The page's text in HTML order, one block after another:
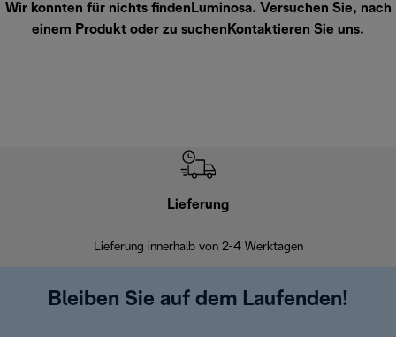
Wir konnten für nichts findenLuminosa. Versuchen Sie, nach
einem Produkt oder zu suchen Kontaktieren Sie uns.
Lieferung
Lieferung innerhalb von 2-4 Werktagen
Bleiben Sie auf dem Laufenden!